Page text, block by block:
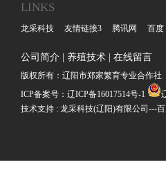
LINKS
龙采科技 友情链接3 腾讯网 百度
公司简介 养殖技术 在线留言
版权所有：辽阳市郑家繁育专业合作社
ICP备案号： 辽ICP备16017514号-1
技术支持 : 龙采科技(辽阳)有限公司---